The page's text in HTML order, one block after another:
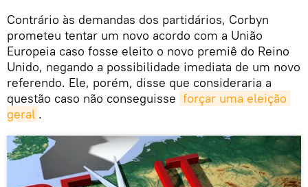
Contrário às demandas dos partidários, Corbyn
prometeu tentar um novo acordo com a União
Europeia caso fosse eleito o novo premiê do Reino
Unido, negando a possibilidade imediata de um novo
referendo. Ele, porém, disse que consideraria a
questão caso não conseguisse forçar uma eleição
geral .